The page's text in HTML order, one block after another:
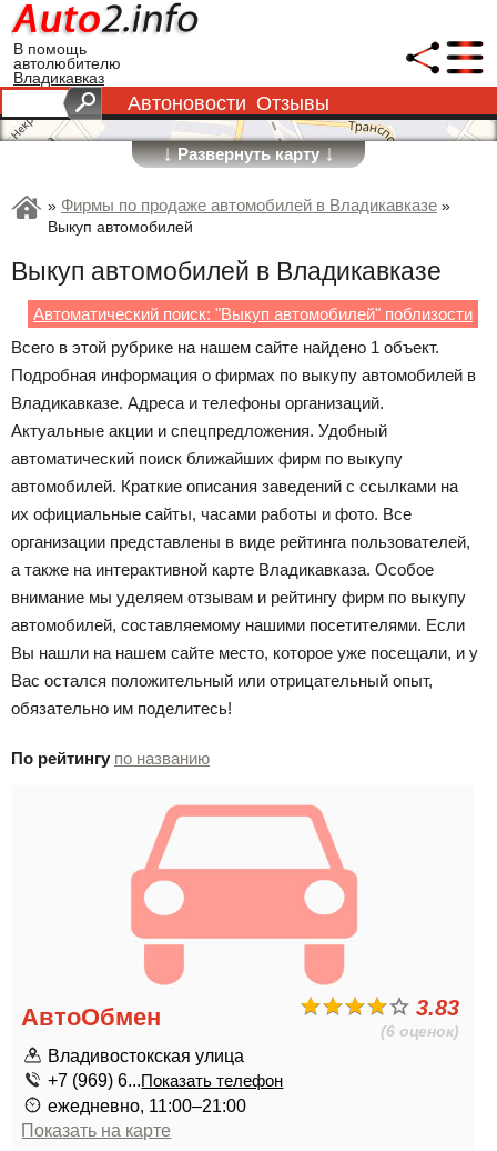
В помощь
автолюбителю
Владикавказ
Автоновости Отзывы
↓Развернуть карту↓
» Фирмы по продаже автомобилей в Владикавказе »
Выкуп автомобилей
Выкуп автомобилей в Владикавказе
Автоматический поиск: "Выкуп автомобилей" поблизости
Всего в этой рубрике на нашем сайте найдено 1 объект.
Подробная информация о фирмах по выкупу автомобилей в
Владикавказе. Адреса и телефоны организаций.
Актуальные акции и спецпредложения. Удобный
автоматический поиск ближайших фирм по выкупу
автомобилей. Краткие описания заведений с ссылками на
их официальные сайты, часами работы и фото. Все
организации представлены в виде рейтинга пользователей,
а также на интерактивной карте Владикавказа. Особое
внимание мы уделяем отзывам и рейтингу фирм по выкупу
автомобилей, составляемому нашими посетителями. Если
Вы нашли на нашем сайте место, которое уже посещали, и у
Вас остался положительный или отрицательный опыт,
обязательно им поделитесь!
По рейтингу по названию
3.83
(6 оценок)
АвтоОбмен
Владивостокская улица
+7 (969) 6...Показать телефон
ежедневно, 11:00–21:00
Показать на карте